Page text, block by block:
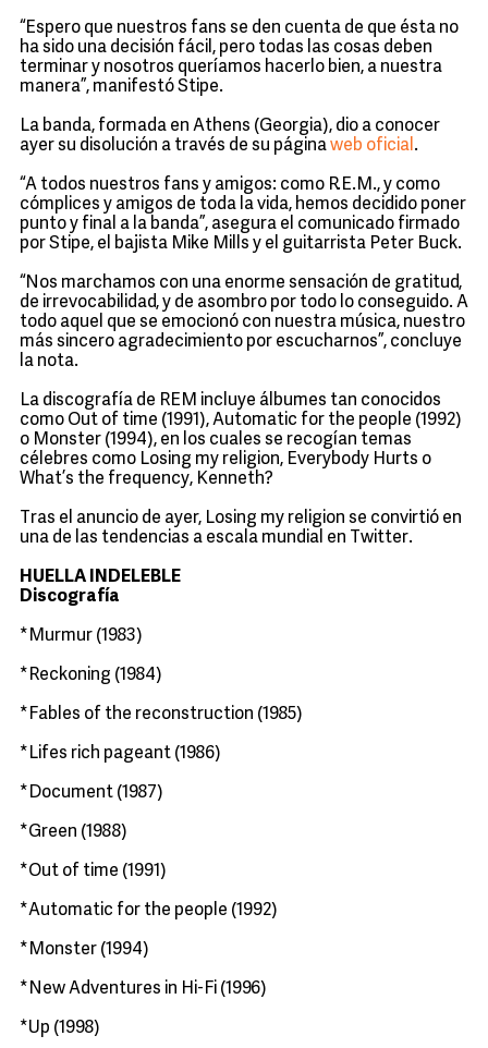
“Espero que nuestros fans se den cuenta de que ésta no
ha sido una decisión fácil, pero todas las cosas deben
terminar y nosotros queríamos hacerlo bien, a nuestra
manera”, manifestó Stipe.
La banda, formada en Athens (Georgia), dio a conocer
ayer su disolución a través de su páginaweb oficial.
“A todos nuestros fans y amigos: como R.E.M., y como
cómplices y amigos de toda la vida, hemos decidido poner
punto y final a la banda”, asegura el comunicado firmado
por Stipe, el bajista Mike Mills y el guitarrista Peter Buck.
“Nos marchamos con una enorme sensación de gratitud,
de irrevocabilidad, y de asombro por todo lo conseguido. A
todo aquel que se emocionó con nuestra música, nuestro
más sincero agradecimiento por escucharnos”, concluye
la nota.
La discografía de REM incluye álbumes tan conocidos
como Out of time (1991), Automatic for the people (1992)
o Monster (1994), en los cuales se recogían temas
célebres como Losing my religion, Everybody Hurts o
What’s the frequency, Kenneth?
Tras el anuncio de ayer, Losing my religion se convirtió en
una de las tendencias a escala mundial en Twitter.
HUELLA INDELEBLE
Discografía
*Murmur (1983)
*Reckoning (1984)
*Fables of the reconstruction (1985)
*Lifes rich pageant (1986)
*Document (1987)
*Green (1988)
*Out of time (1991)
*Automatic for the people (1992)
*Monster (1994)
*New Adventures in Hi-Fi (1996)
*Up (1998)